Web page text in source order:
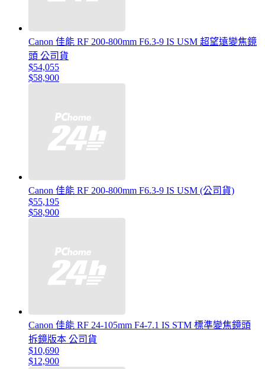
Canon 佳能 RF 200-800mm F6.3-9 IS USM 超望遠變焦鏡
頭 公司貨
$54,055
$58,900
Canon 佳能 RF 200-800mm F6.3-9 IS USM (公司貨)
$55,195
$58,900
Canon 佳能 RF 24-105mm F4-7.1 IS STM 標準變焦鏡頭
拆鏡版本 公司貨
$10,690
$12,900